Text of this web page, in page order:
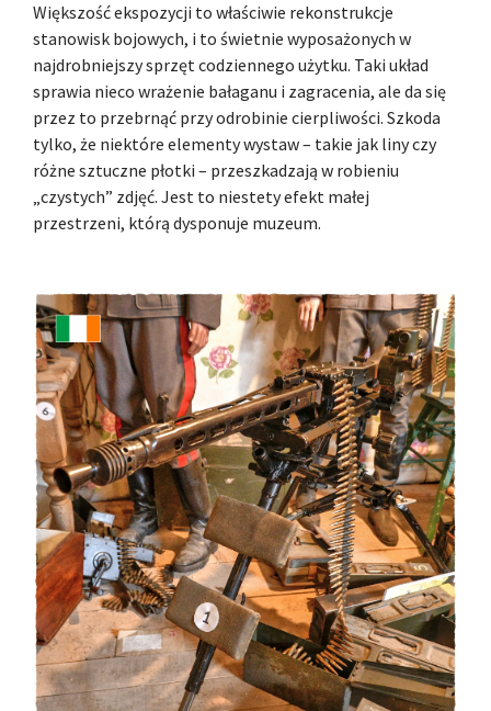
Większość ekspozycji to właściwie rekonstrukcje
stanowisk bojowych, i to świetnie wyposażonych w
najdrobniejszy sprzęt codziennego użytku. Taki układ
sprawia nieco wrażenie bałaganu i zagracenia, ale da się
przez to przebrnąć przy odrobinie cierpliwości. Szkoda
tylko, że niektóre elementy wystaw – takie jak liny czy
różne sztuczne płotki – przeszkadzają w robieniu
„czystych” zdjęć. Jest to niestety efekt małej
przestrzeni, którą dysponuje muzeum.